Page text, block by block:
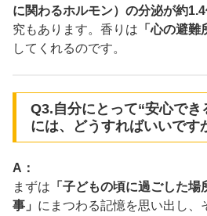
に関わるホルモン）の分泌が約
究もあります。香りは 「心の避難
してくれるのです。
Q3.自分にとって“安心でき
には、どうすればいいです
A：
まずは 「子どもの頃に過ごした場
事」 にまつわる記憶を思い出し、